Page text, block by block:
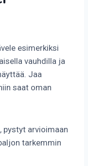
esimerkiksi
vauhdilla ja
Jaa
saat oman
pystyt arvioimaan
tarkemmin